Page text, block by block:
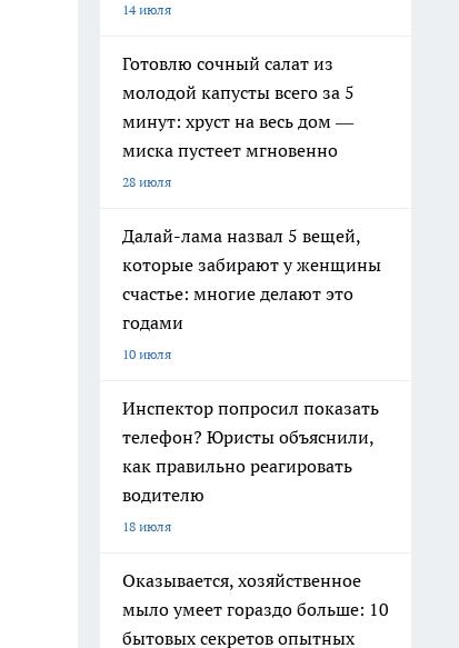
14 июля
Готовлю сочный салат из
молодой капусты всего за 5
минут: хруст на весь дом —
миска пустеет мгновенно
28 июля
Далай-лама назвал 5 вещей,
которые забирают у женщины
счастье: многие делают это
годами
10 июля
Инспектор попросил показать
телефон? Юристы объяснили,
как правильно реагировать
водителю
18 июля
Оказывается, хозяйственное
мыло умеет гораздо больше: 10
бытовых секретов опытных